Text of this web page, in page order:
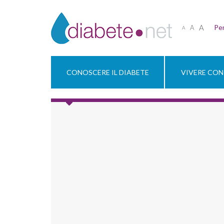
A A A
CONOSCERE IL DIABETE VIVERE